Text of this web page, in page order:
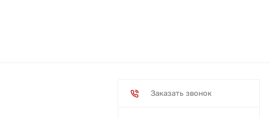
Заказать звонок